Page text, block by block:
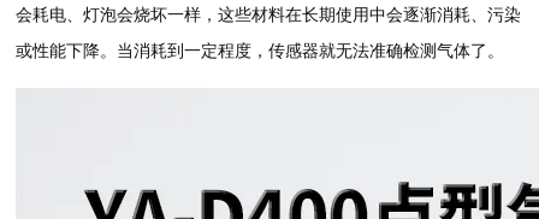
会耗电、灯泡会烧坏一样，这些材料在长期使用中会逐渐消耗、污染
或性能下降。当消耗到一定程度，传感器就无法准确检测气体了。